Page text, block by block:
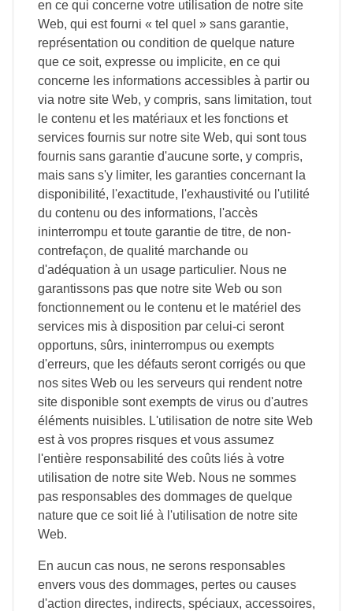
en ce qui concerne votre utilisation de notre site
Web, qui est fourni « tel quel » sans garantie,
représentation ou condition de quelque nature
que ce soit, expresse ou implicite, en ce qui
concerne les informations accessibles à partir ou
via notre site Web, y compris, sans limitation, tout
le contenu et les matériaux et les fonctions et
services fournis sur notre site Web, qui sont tous
fournis sans garantie d'aucune sorte, y compris,
mais sans s'y limiter, les garanties concernant la
disponibilité, l'exactitude, l'exhaustivité ou l'utilité
du contenu ou des informations, l'accès
ininterrompu et toute garantie de titre, de non-
contrefaçon, de qualité marchande ou
d'adéquation à un usage particulier. Nous ne
garantissons pas que notre site Web ou son
fonctionnement ou le contenu et le matériel des
services mis à disposition par celui-ci seront
opportuns, sûrs, ininterrompus ou exempts
d'erreurs, que les défauts seront corrigés ou que
nos sites Web ou les serveurs qui rendent notre
site disponible sont exempts de virus ou d'autres
éléments nuisibles. L'utilisation de notre site Web
est à vos propres risques et vous assumez
l'entière responsabilité des coûts liés à votre
utilisation de notre site Web. Nous ne sommes
pas responsables des dommages de quelque
nature que ce soit lié à l'utilisation de notre site
Web.
En aucun cas nous, ne serons responsables
envers vous des dommages, pertes ou causes
d'action directes, indirects, spéciaux, accessoires,